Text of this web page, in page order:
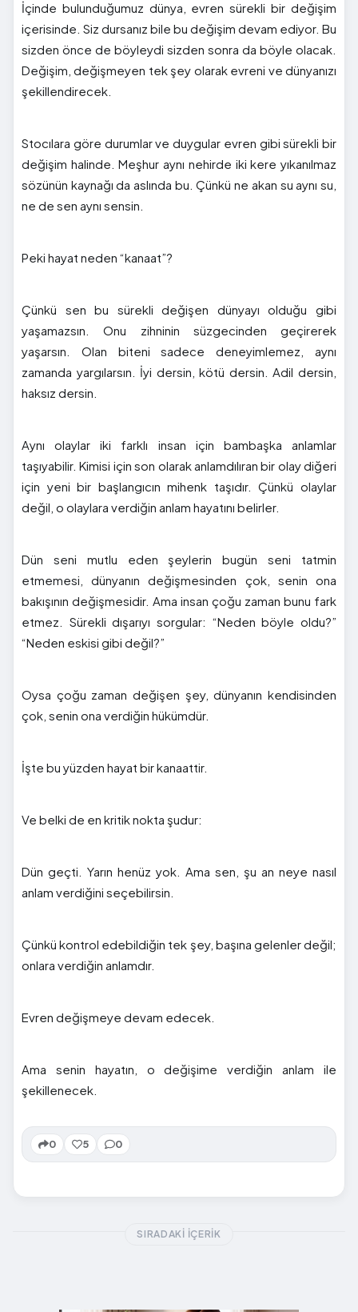
İçinde bulunduğumuz dünya, evren sürekli bir değişim
içerisinde. Siz dursanız bile bu değişim devam ediyor. Bu
sizden önce de böyleydi sizden sonra da böyle olacak.
Değişim, değişmeyen tek şey olarak evreni ve dünyanızı
şekillendirecek.
Stocılara göre durumlar ve duygular evren gibi sürekli bir
değişim halinde. Meşhur aynı nehirde iki kere yıkanılmaz
sözünün kaynağı da aslında bu. Çünkü ne akan su aynı su,
ne de sen aynı sensin.
Peki hayat neden “kanaat”?
Çünkü sen bu sürekli değişen dünyayı olduğu gibi
yaşamazsın. Onu zihninin süzgecinden geçirerek
yaşarsın. Olan biteni sadece deneyimlemez, aynı
zamanda yargılarsın. İyi dersin, kötü dersin. Adil dersin,
haksız dersin.
Aynı olaylar iki farklı insan için bambaşka anlamlar
taşıyabilir. Kimisi için son olarak anlamdılıran bir olay diğeri
için yeni bir başlangıcın mihenk taşıdır. Çünkü olaylar
değil, o olaylara verdiğin anlam hayatını belirler.
Dün seni mutlu eden şeylerin bugün seni tatmin
etmemesi, dünyanın değişmesinden çok, senin ona
bakışının değişmesidir. Ama insan çoğu zaman bunu fark
etmez. Sürekli dışarıyı sorgular: “Neden böyle oldu?”
“Neden eskisi gibi değil?”
Oysa çoğu zaman değişen şey, dünyanın kendisinden
çok, senin ona verdiğin hükümdür.
İşte bu yüzden hayat bir kanaattir.
Ve belki de en kritik nokta şudur:
Dün geçti. Yarın henüz yok. Ama sen, şu an neye nasıl
anlam verdiğini seçebilirsin.
Çünkü kontrol edebildiğin tek şey, başına gelenler değil;
onlara verdiğin anlamdır.
Evren değişmeye devam edecek.
Ama senin hayatın, o değişime verdiğin anlam ile
şekillenecek.
0 5 0
SIRADAKI İÇERIK